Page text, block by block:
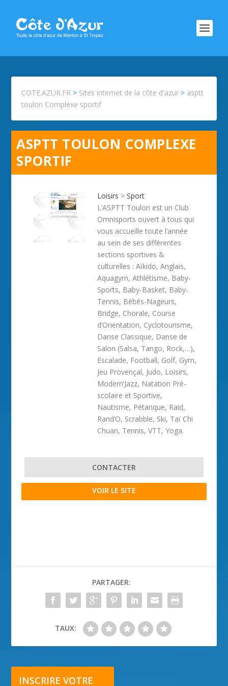
COTE.AZUR.FR > Sites internet de la côte d'azur > asptt
toulon Complexe sportif
ASPTT TOULON COMPLEXE
SPORTIF
Loisirs >Sport
L’ASPTT Toulon est un Club
Omnisports ouvert à tous qui
vous accueille toute l’année
au sein de ses différentes
sections sportives &
culturelles : Aïkido, Anglais,
Aquagym, Athlétisme, Baby-
Sports, Baby-Basket, Baby-
Tennis, Bébés-Nageurs,
Bridge, Chorale, Course
d’Orientation, Cyclotourisme,
Danse Classique, Danse de
Salon (Salsa, Tango, Rock,…),
Escalade, Football, Golf, Gym,
Jeu Provençal, Judo, Loisirs,
Modern’Jazz, Natation Pré-
scolaire et Sportive,
Nautisme, Pétanque, Raid,
Rand’O, Scrabble, Ski, Taï Chi
Chuan, Tennis, VTT, Yoga.
CONTACTER
VOIR LE SITE
PARTAGER:
TAUX:
INSCRIRE VOTRE